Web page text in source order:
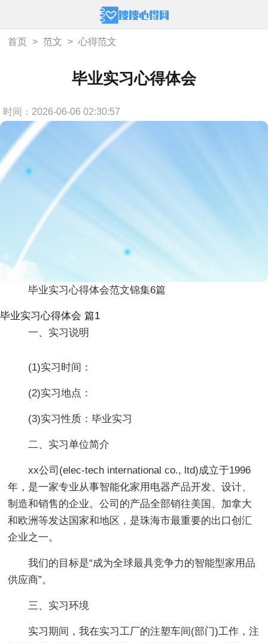
首页 > 范文 > 心得范文
毕业实习心得体会
时间：2026-06-06 02:30:57
毕业实习心得体会范文锦集6篇
毕业实习心得体会 篇1
一、实习说明
(1)实习时间：
(2)实习地点：
(3)实习性质：毕业实习
二、实习单位简介
xx公司(elec-tech international co., ltd)成立于1996
年，是一家专业从事智能化家用电器产品开发、设计、
制造和销售的企业。公司的产品全部销往美国、加拿大
和欧洲等发达国家和地区，是珠海市最重要的出口创汇
企业之一。
我们的目标是“成为全球最具竞争力的智能型家用品
供应商”。
三、实习环境
实习期间，我在实习工厂的注塑车间(部门)工作，注